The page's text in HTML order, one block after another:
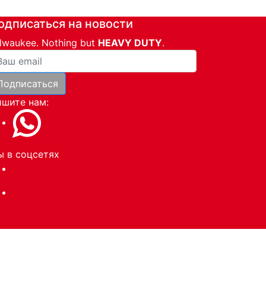
на новости
Nothing but HEAVY DUTY.
почта
нам:
в соцсетях